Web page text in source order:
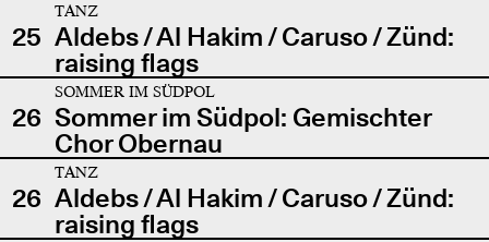
25
TANZ
Aldebs / Al Hakim / Caruso / Zünd:
raising flags
26
SOMMER IM SÜDPOL
Sommer im Südpol: Gemischter
Chor Obernau
26
TANZ
Aldebs / Al Hakim / Caruso / Zünd:
raising flags